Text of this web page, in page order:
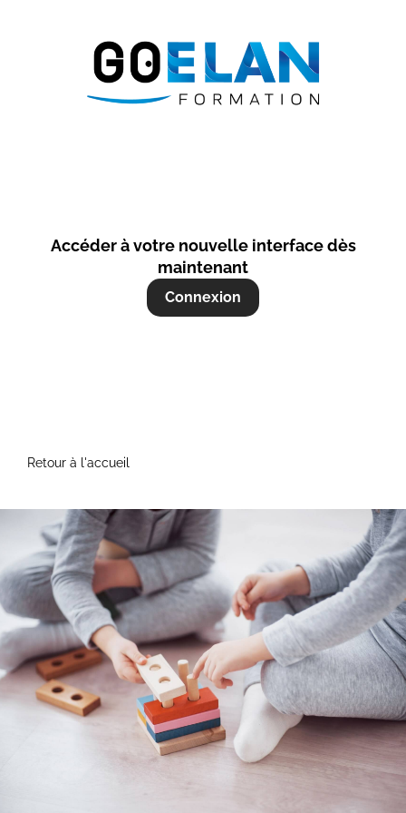
Accéder à votre nouvelle interface dès
maintenant
Connexion
Retour à l'accueil